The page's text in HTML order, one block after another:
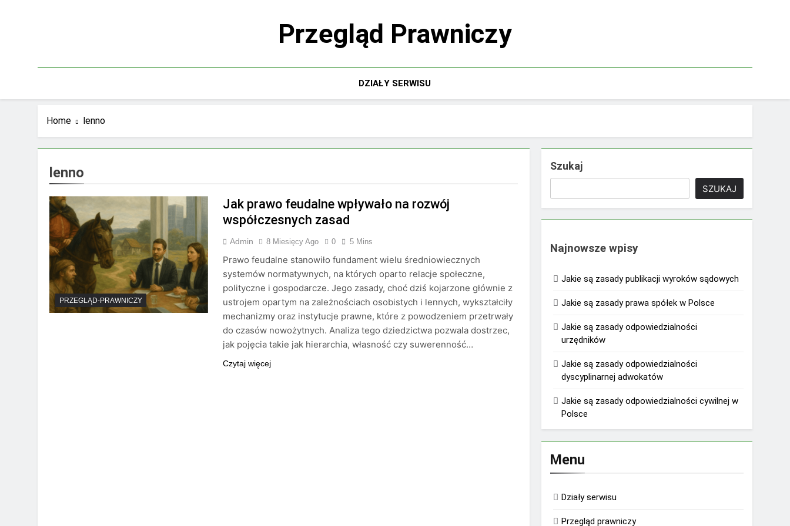
Przegląd Prawniczy
DZIAŁY SERWISU
Home lenno
lenno
PRZEGLĄD-PRAWNICZY
Jak prawo feudalne wpływało na rozwój
współczesnych zasad
Admin 8 Miesięcy Ago 0 5 Mins
Prawo feudalne stanowiło fundament wielu średniowiecznych
systemów normatywnych, na których oparto relacje społeczne,
polityczne i gospodarcze. Jego zasady, choć dziś kojarzone głównie z
ustrojem opartym na zależnościach osobistych i lennych, wykształciły
mechanizmy oraz instytucje prawne, które z powodzeniem przetrwały
do czasów nowożytnych. Analiza tego dziedzictwa pozwala dostrzec,
jak pojęcia takie jak hierarchia, własność czy suwerenność…
Czytaj więcej
Szukaj
SZUKAJ
Najnowsze wpisy
Jakie są zasady publikacji wyroków sądowych
Jakie są zasady prawa spółek w Polsce
Jakie są zasady odpowiedzialności
urzędników
Jakie są zasady odpowiedzialności
dyscyplinarnej adwokatów
Jakie są zasady odpowiedzialności cywilnej w
Polsce
Menu
Działy serwisu
Przegląd prawniczy